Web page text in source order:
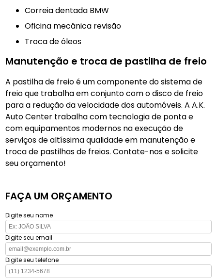
Correia dentada BMW
Oficina mecânica revisão
Troca de óleos
Manutenção e troca de pastilha de freio
A pastilha de freio é um componente do sistema de
freio que trabalha em conjunto com o disco de freio
para a redução da velocidade dos automóveis. A A.K.
Auto Center trabalha com tecnologia de ponta e
com equipamentos modernos na execução de
serviços de altíssima qualidade em manutenção e
troca de pastilhas de freios. Contate-nos e solicite
seu orçamento!
FAÇA UM ORÇAMENTO
Digite seu nome
Digite seu email
Digite seu telefone